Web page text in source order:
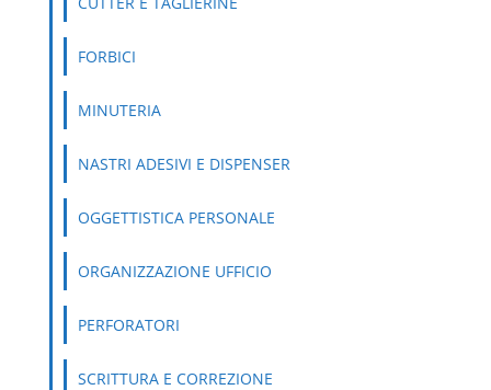
FORBICI
MINUTERIA
NASTRI ADESIVI E DISPENSER
OGGETTISTICA PERSONALE
ORGANIZZAZIONE UFFICIO
PERFORATORI
SCRITTURA E CORREZIONE